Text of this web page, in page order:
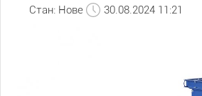
Стан: Нове 30.08.2024 11:21